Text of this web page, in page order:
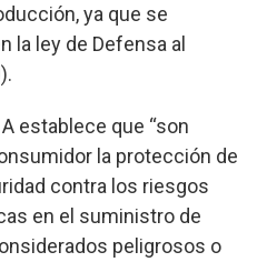
ya que se
la ley de Defensa al
establece que “son
la protección de
contra los riesgos
en el suministro de
peligrosos o